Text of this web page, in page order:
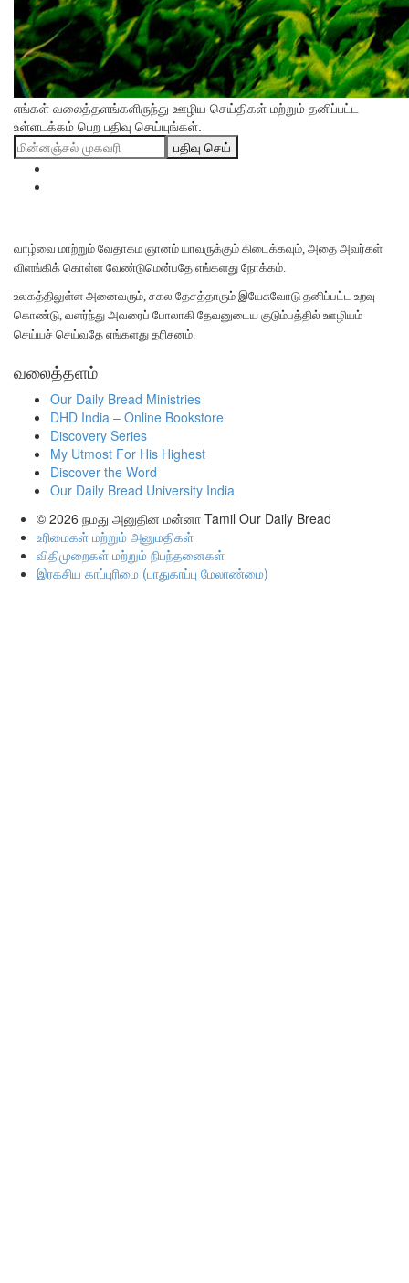
எங்கள் வலைத்தளங்களிருந்து ஊழிய செய்திகள் மற்றும் தனிப்பட்ட
உள்ளடக்கம் பெற பதிவு செய்யுங்கள்.
பதிவு செய்
வாழ்வை மாற்றும் வேதாகம ஞானம் யாவருக்கும் கிடைக்கவும், அதை அவர்கள்
விளங்கிக் கொள்ள வேண்டுமென்பதே எங்களது நோக்கம்.
உலகத்திலுள்ள அனைவரும், சகல தேசத்தாரும் இயேசுவோடு தனிப்பட்ட உறவு
கொண்டு, வளர்ந்து அவரைப் போலாகி தேவனுடைய குடும்பத்தில் ஊழியம்
செய்யச் செய்வதே எங்களது தரிசனம்.
வலைத்தளம்
Our Daily Bread Ministries
DHD India – Online Bookstore
Discovery Series
My Utmost For His Highest
Discover the Word
Our Daily Bread University India
© 2026 நமது அனுதின மன்னா Tamil Our Daily Bread
உரிமைகள் மற்றும் அனுமதிகள்
விதிமுறைகள் மற்றும் நிபந்தனைகள்
இரகசிய காப்புரிமை (பாதுகாப்பு மேலாண்மை)